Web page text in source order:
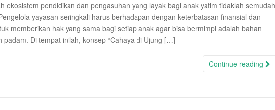
ekosistem pendidikan dan pengasuhan yang layak bagi anak yatim tidaklah semudah
yayasan seringkali harus berhadapan dengan keterbatasan finansial dan
memberikan hak yang sama bagi setiap anak agar bisa bermimpi adalah bahan
padam. Di tempat inilah, konsep “Cahaya di Ujung […]
Continue reading